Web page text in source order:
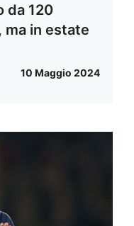
da 120
ma in estate
10 Maggio 2024